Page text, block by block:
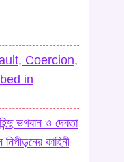
Coercion,
in
ভগবান ও দেবতা
কাহিনী